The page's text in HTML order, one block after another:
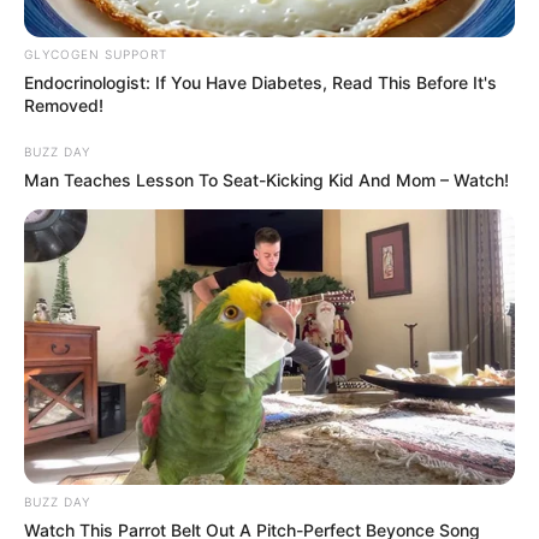
ભગવાન જગન્નાથની 146મી રથયાત્રાને હવે ગણતરીના
કલાકો જ બાકી રહ્યા છે. તમામ તૈયારીઓને આખરી
પણ સરસપુર તેમના મોસાળથી નીકળીને નીજ મંદિર
પરત ફર્યા હતા. ત્યારપછી નેત્રોત્સવ વિધિ કરવા આવે
છે અને બાદમાં મંદિરમાં એક ભંડારાનું આયોજન
કરવામાં આવે છે અને જેમાં ભક્તોને ધોળી દાળ અને
કાળી રોટલીનો પ્રસાદ આપવામાં આવે છે.
GLYCOGEN SUPPORT
Endocrinologist: If You Have Diabetes, Read This Before It's
Removed!
BUZZ DAY
Man Teaches Lesson To Seat-Kicking Kid And Mom – Watch!
BUZZ DAY
Watch This Parrot Belt Out A Pitch-Perfect Beyonce Song